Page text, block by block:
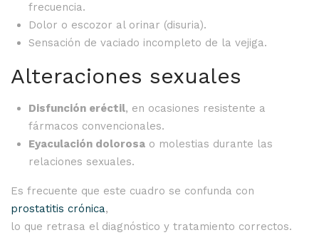
frecuencia.
Dolor o escozor al orinar (disuria).
Sensación de vaciado incompleto de la vejiga.
Alteraciones sexuales
Disfunción eréctil, en ocasiones resistente a
fármacos convencionales.
Eyaculación dolorosa o molestias durante las
relaciones sexuales.
Es frecuente que este cuadro se confunda con
prostatitis crónica,
lo que retrasa el diagnóstico y tratamiento correctos.